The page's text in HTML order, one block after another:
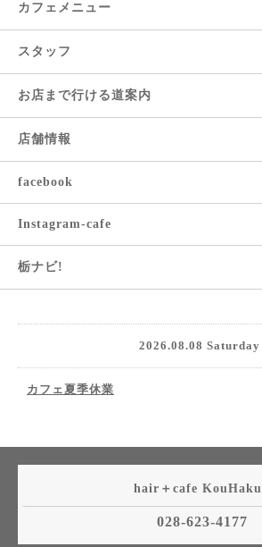
カフェメニュー
スタッフ
お店まで行ける道案内
店舗情報
facebook
Instagram-cafe
栃ナビ!
2026.08.08 Saturday
カフェ夏季休業
hair＋cafe KouHaku
028-623-4177